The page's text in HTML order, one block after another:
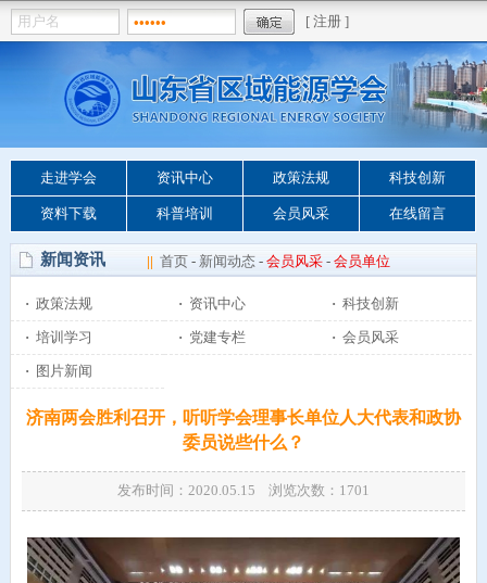
走进学会 资讯中心 政策法规 科技创新
资料下载 科普培训 会员风采 在线留言
新闻资讯 || 首页- 新闻动态- 会员风采- 会员单位
· 政策法规 · 资讯中心 · 科技创新
· 培训学习 · 党建专栏 · 会员风采
· 图片新闻
济南两会胜利召开，听听学会理事长单位人大代表和政协
委员说些什么？
发布时间：2020.05.15 浏览次数： 1701